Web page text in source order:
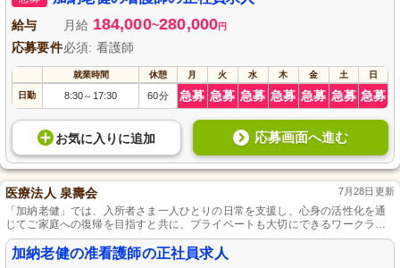
給与 月給 184,000~280,000円
応募要件必須: 看護師
就業時間 休憩 月 火 水 木 金 土 日
日勤 8:30～ 17:30 60分 急募 急募 急募 急募 急募 急募 急募
お気に入り に追加 応募画面へ進む
医療法人 泉壽会 7月28日更新
「加納老健」では、入所者さま一人ひとりの日常を支援し、心身の活性化を通
じてご家庭への復帰を目指すと共に、プライベートも大切にできるワークライ
フバランスの良い環境を提供します。
加納老健の准看護師の正社員求人